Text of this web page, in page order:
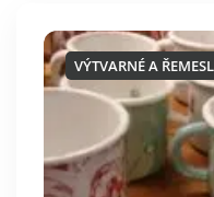
VÝTVARNÉ A